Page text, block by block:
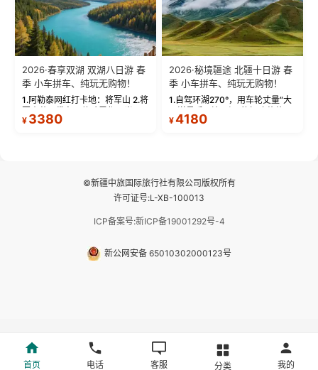
2026·春享双湖 双湖八日游 春
季 小车拼车、纯玩无购物！
1.阿勒泰网红打卡地：将军山 2.将
军山落日缆车，体验雪都风光 3.
将军山，夕阳派对，蹦迪party 4.
¥ 3380
2026·秘境疆途 北疆十日游 春
季 小车拼车、纯玩无购物！
1.自驾环湖270°，用车轮丈量“大
西洋最后一滴眼泪”的极致蔚蓝，
让雪山、花海与深邃湖水在转弯
¥4180
©新疆中旅国际旅行社有限公司版权所有
许可证号:L-XB-100013
ICP备案号:新ICP备19001292号-4
新公网安备 65010302000123号
首页 电话 客服 分类 我的